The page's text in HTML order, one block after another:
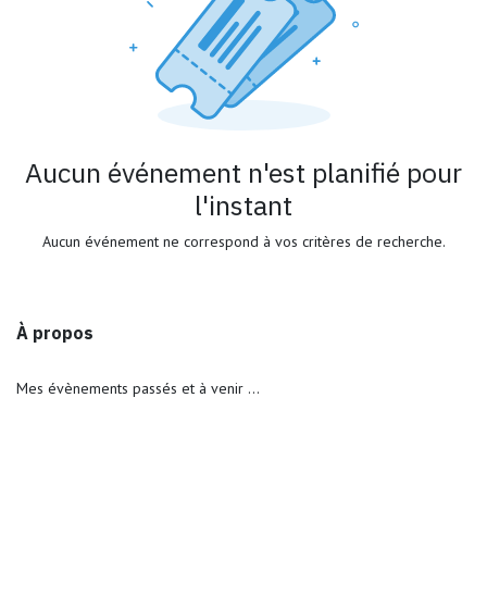
Aucun événement n'est planifié pour
l'instant
Aucun événement ne correspond à vos critères de recherche.
À propos
Mes évènements passés et à venir ...